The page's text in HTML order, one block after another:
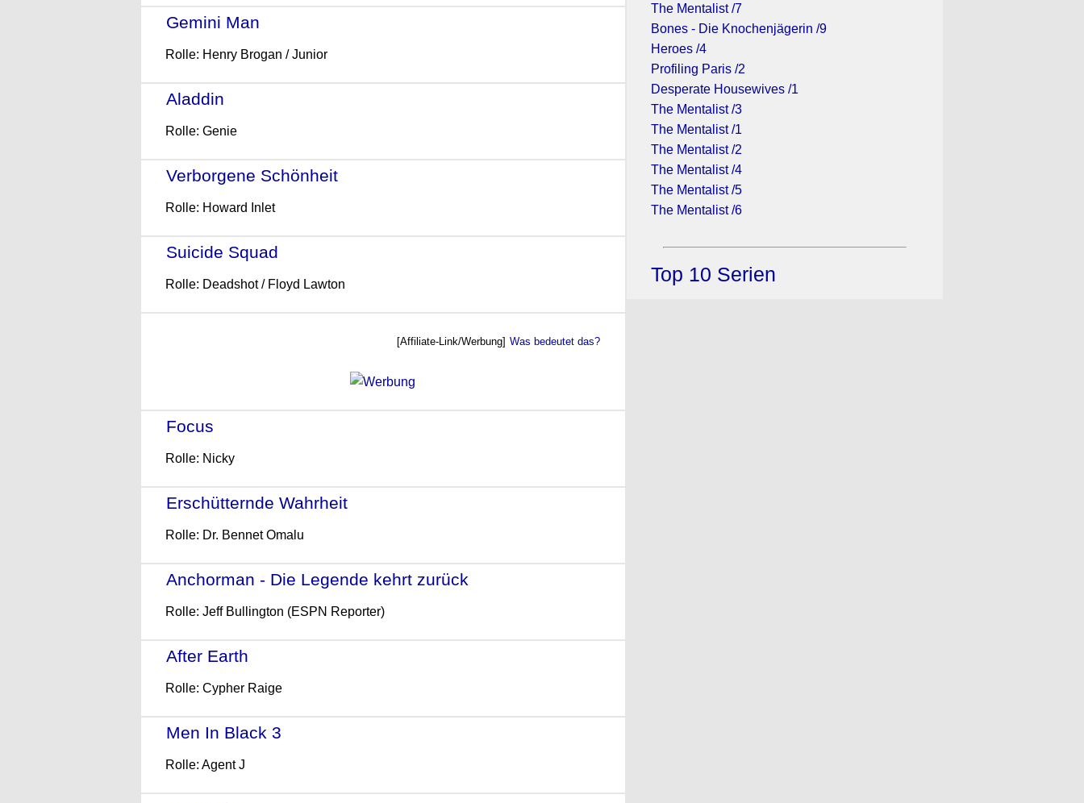
Gemini Man
Rolle: Henry Brogan / Junior
Aladdin
Rolle: Genie
Verborgene Schönheit
Rolle: Howard Inlet
Suicide Squad
Rolle: Deadshot / Floyd Lawton
[Affiliate-Link/Werbung] Was bedeutet das?
Focus
Rolle: Nicky
Erschütternde Wahrheit
Rolle: Dr. Bennet Omalu
Anchorman - Die Legende kehrt zurück
Rolle: Jeff Bullington (ESPN Reporter)
After Earth
Rolle: Cypher Raige
Men In Black 3
Rolle: Agent J
The Mentalist /7
Bones - Die Knochenjägerin /9
Heroes /4
Profiling Paris /2
Desperate Housewives /1
The Mentalist /3
The Mentalist /1
The Mentalist /2
The Mentalist /4
The Mentalist /5
The Mentalist /6
Top 10 Serien